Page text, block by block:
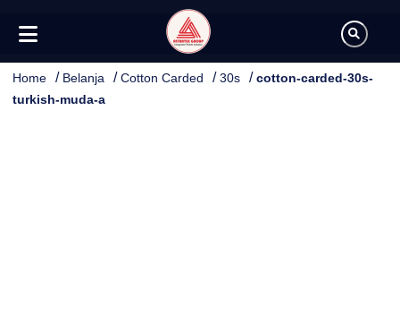
Home / Belanja /Cotton Carded /30s /cotton-carded-30s-
turkish-muda-a